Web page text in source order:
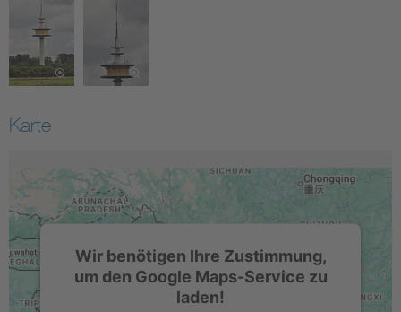
Karte
Wir benötigen Ihre Zustimmung,
um den Google Maps-Service zu
laden!